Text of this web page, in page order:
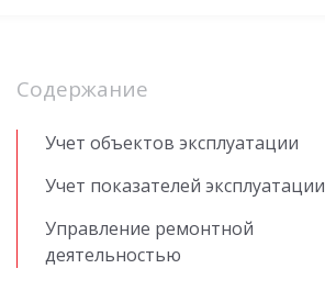
Содержание
Учет объектов эксплуатации
Учет показателей эксплуатации
Управление ремонтной
деятельностью